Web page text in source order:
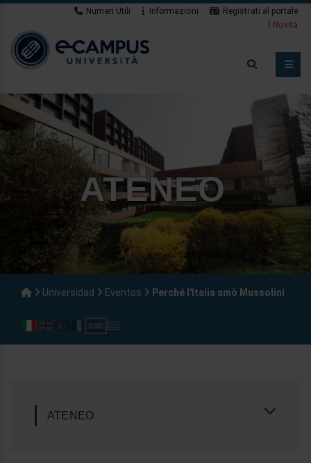
Numeri Utili Informazioni
Registrati al portale
Novità
ATENEO
Universidad Eventos Perché l'Italia amò Mussolini
ATENEO